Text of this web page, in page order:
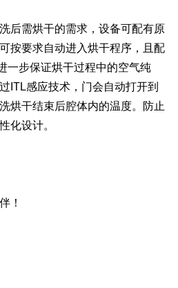
后需烘干的需求，设备可配有原
按要求自动进入烘干程序，且配
一步保证烘干过程中的空气纯
ITL感应技术，门会自动打开到
烘干结束后腔体内的温度。防止
化设计。
！